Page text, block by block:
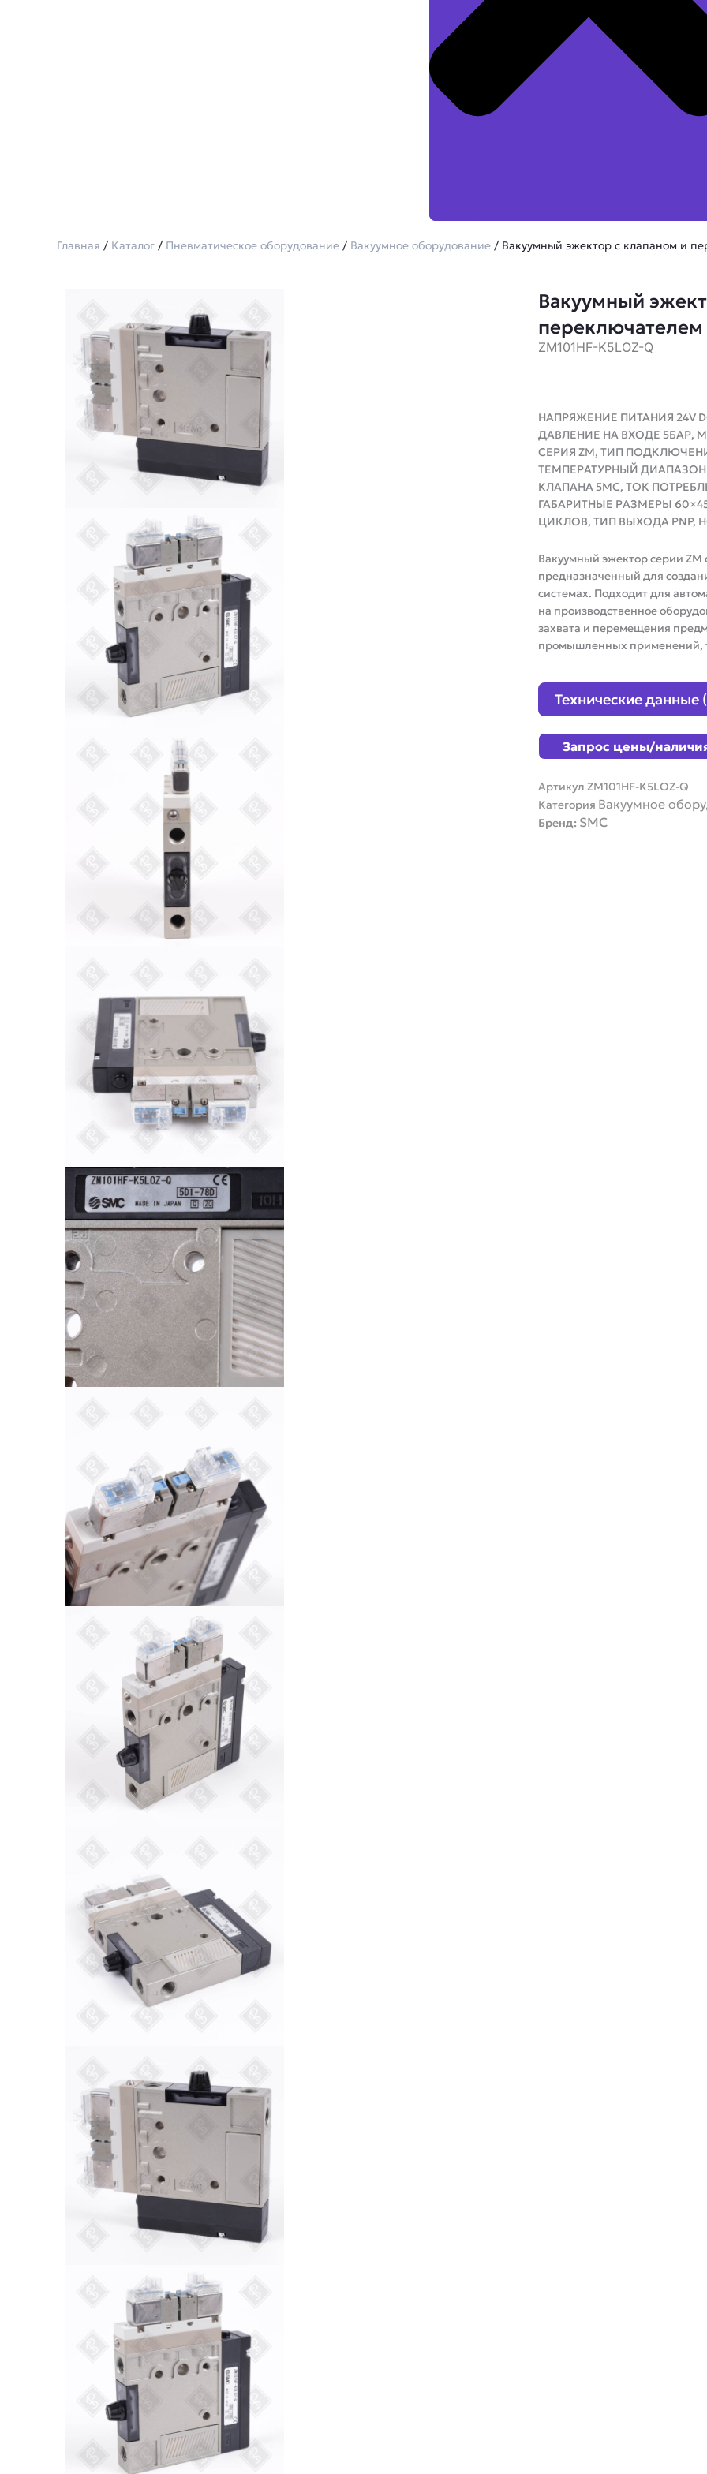
Главная / Каталог / Пневматическое оборудование / Вакуумное оборудование / Вакуумный эжектор с клапаном и
Вакуумный
переключателем
ZM101HF-K5LOZ-Q
НАПРЯЖЕНИЕ ПИТАНИЯ 24V
ДАВЛЕНИЕ НА ВХОДЕ
СЕРИЯ ZM, ТИП
ТЕМПЕРАТУРНЫЙ ДИАПАЗОН
КЛАПАНА 5МС, ТОК
ГАБАРИТНЫЕ РАЗМЕРЫ
ЦИКЛОВ, ТИП ВЫХОДА
Вакуумный эжектор серии
предназначенный для
системах. Подходит для
на производственное
захвата и перемещения
промышленных применений,
Технические данные
Запрос цены/
Артикул ZM101HF-K5LOZ-Q
Категория Вакуумное
Бренд: SMC